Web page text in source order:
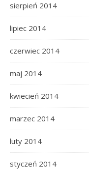
sierpień 2014
lipiec 2014
czerwiec 2014
maj 2014
kwiecień 2014
marzec 2014
luty 2014
styczeń 2014